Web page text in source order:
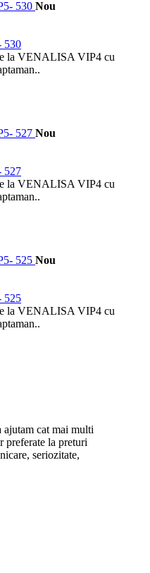
Nou
530
la VENALISA VIP4 cu
Nou
527
la VENALISA VIP4 cu
Nou
525
la VENALISA VIP4 cu
ajutam cat mai multi
preferate la preturi
seriozitate,